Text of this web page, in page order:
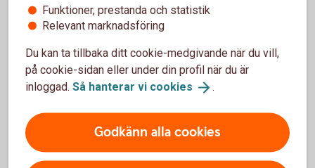
När slutar den tidigare ägarens försäkring att
gälla?
Om man övningskör och olyckan är framme,
täcker bilförsäkringen då?
Täcker försäkringen viltolyckor?
Funktioner, prestanda och statistik
Relevant marknadsföring
Du kan ta tillbaka ditt cookie-medgivande när du vill,
på cookie-sidan eller under din profil när du är
inloggad. Så hanterar vi cookies .
Godkänn alla cookies